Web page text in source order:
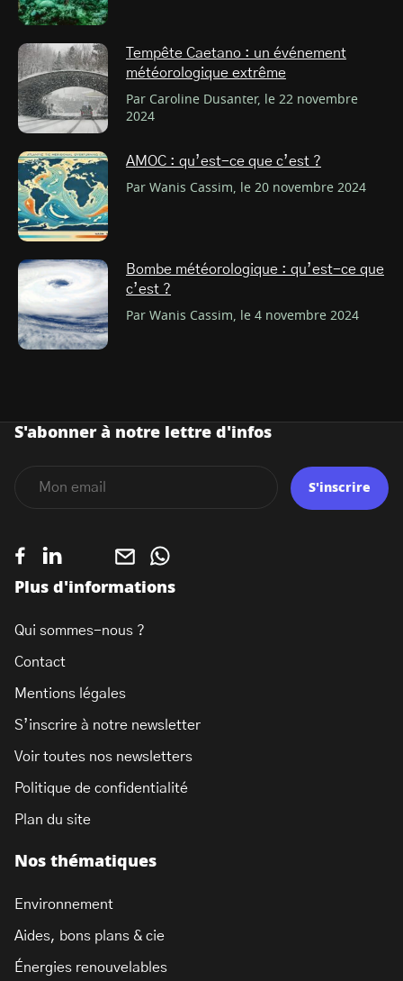
Tempête Caetano : un événement
météorologique extrême
Par Caroline Dusanter, le 22 novembre
2024
AMOC : qu’est-ce que c’est ?
Par Wanis Cassim, le 20 novembre 2024
Bombe météorologique : qu’est-ce que
c’est ?
Par Wanis Cassim, le 4 novembre 2024
Nos thématiques
Environnement
Aides, bons plans & cie
Énergies renouvelables
Plus d'informations
Qui sommes-nous ?
Contact
Mentions légales
S’inscrire à notre newsletter
Voir toutes nos newsletters
Politique de confidentialité
Plan du site
S'abonner à notre lettre d'infos
S'inscrire